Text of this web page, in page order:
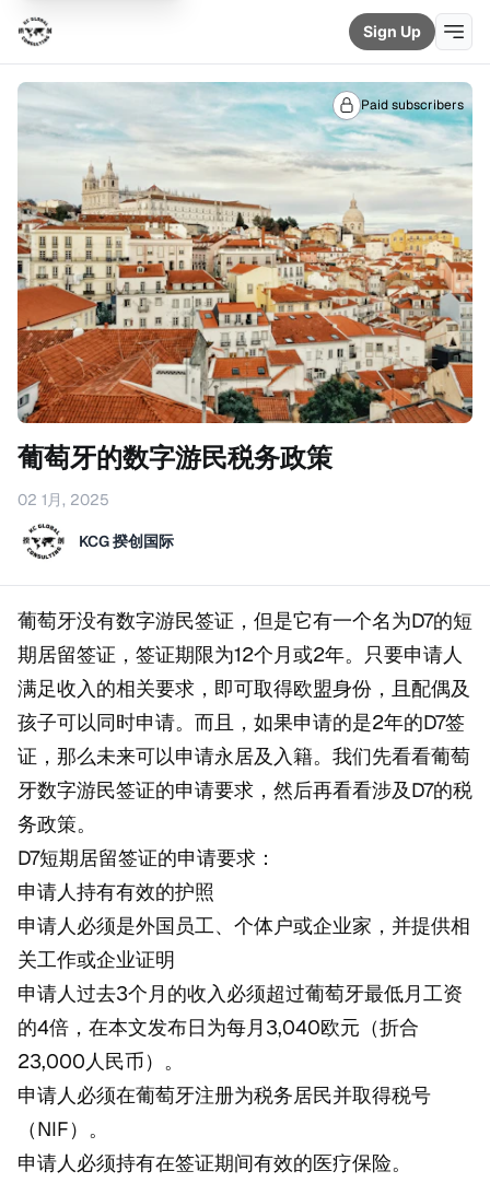
Sign Up
Paid subscribers
葡萄牙的数字游民税务政策
02 1月, 2025
KCG 揆创国际
葡萄牙没有数字游民签证，但是它有一个名为D7的短
期居留签证，签证期限为12个月或2年。只要申请人
满足收入的相关要求，即可取得欧盟身份，且配偶及
孩子可以同时申请。而且，如果申请的是2年的D7签
证，那么未来可以申请永居及入籍。我们先看看葡萄
牙数字游民签证的申请要求，然后再看看涉及D7的税
务政策。
D7短期居留签证的申请要求：
申请人持有有效的护照
申请人必须是外国员工、个体户或企业家，并提供相
关工作或企业证明
申请人过去3个月的收入必须超过葡萄牙最低月工资
的4倍，在本文发布日为每月3,040欧元（折合
23,000人民币）。
申请人必须在葡萄牙注册为税务居民并取得税号
（NIF）。
申请人必须持有在签证期间有效的医疗保险。